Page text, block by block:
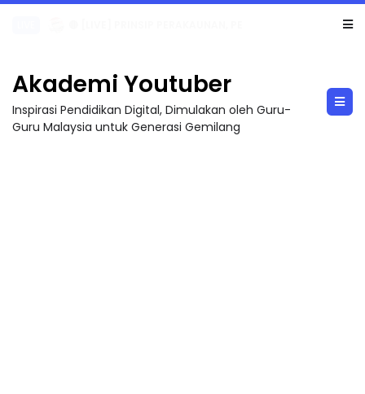
Akademi Youtuber
Inspirasi Pendidikan Digital, Dimulakan oleh Guru-
Guru Malaysia untuk Generasi Gemilang